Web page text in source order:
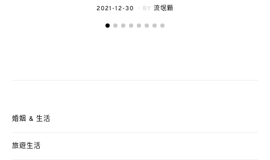
POSTED
2021-12-30 BY 流氓顆
婚姻 & 生活
旅遊生活